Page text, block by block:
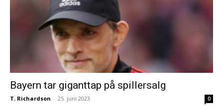
Bayern tar giganttap på spillersalg
T. Richardson - 25. juni 2023 0